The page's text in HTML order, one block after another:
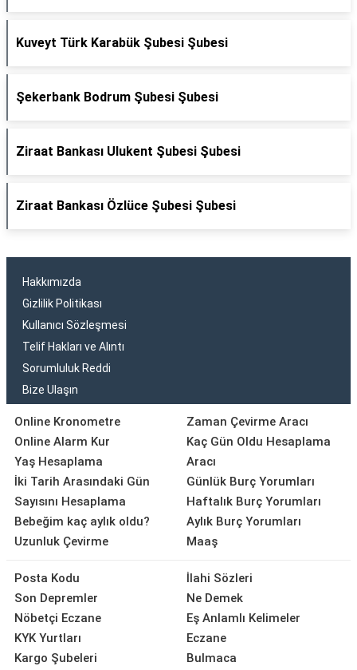
Kuveyt Türk Karabük Şubesi Şubesi
Şekerbank Bodrum Şubesi Şubesi
Ziraat Bankası Ulukent Şubesi Şubesi
Ziraat Bankası Özlüce Şubesi Şubesi
Hakkımızda
Gizlilik Politikası
Kullanıcı Sözleşmesi
Telif Hakları ve Alıntı
Sorumluluk Reddi
Bize Ulaşın
Online Kronometre
Online Alarm Kur
Yaş Hesaplama
İki Tarih Arasındaki Gün
Sayısını Hesaplama
Bebeğim kaç aylık oldu?
Uzunluk Çevirme
Zaman Çevirme Aracı
Kaç Gün Oldu Hesaplama
Aracı
Günlük Burç Yorumları
Haftalık Burç Yorumları
Aylık Burç Yorumları
Maaş
Posta Kodu
Son Depremler
Nöbetçi Eczane
KYK Yurtları
Kargo Şubeleri
İlahi Sözleri
Ne Demek
Eş Anlamlı Kelimeler
Eczane
Bulmaca